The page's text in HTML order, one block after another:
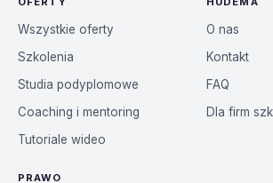
Wszystkie oferty
Szkolenia
Studia podyplomowe
Coaching i mentoring
Tutoriale wideo
O nas
Kontakt
FAQ
Dla firm
PRAWO